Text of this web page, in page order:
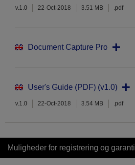
v.1.0 22-Oct-2018 3.51 MB .pdf
Document Capture Pro
User's Guide (PDF) (v1.0)
v.1.0 22-Oct-2018 3.54 MB .pdf
Muligheder for registrering og garanti